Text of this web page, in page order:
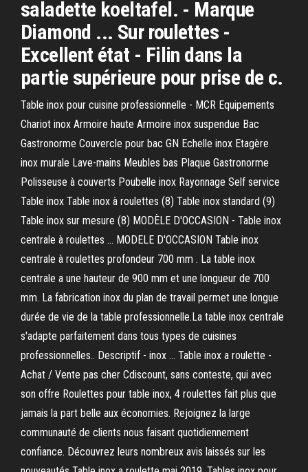
saladette koeltafel. - Marque
Diamond ... Sur roulettes -
Excellent état - Filin dans la
partie supérieure pour prise de c.
Table inox pour cuisine professionnelle - MCR Equipements
Chariot inox Armoire haute Armoire inox suspendue Bac
Gastronorme Couvercle pour bac GN Echelle inox Etagère
inox murale Lave-mains Meubles bas Plaque Gastronorme
Polisseuse à couverts Poubelle inox Rayonnage Self service
Table inox Table inox à roulettes (8) Table inox standard (9)
Table inox sur mesure (8) MODÈLE D'OCCASION - Table inox
centrale à roulettes ... MODELE D'OCCASION Table inox
centrale à roulettes profondeur 700 mm . La table inox
centrale a une hauteur de 900 mm et une longueur de 700
mm. La fabrication inox du plan de travail permet une longue
durée de vie de la table professionnelle.La table inox centrale
s'adapte parfaitement dans tous types de cuisines
professionnelles.. Descriptif - inox ... Table inox a roulette -
Achat / Vente pas cher Cdiscount, sans conteste, qui avec
son offre Roulettes pour table inox, 4 roulettes fait plus que
jamais la part belle aux économies. Rejoignez la large
communauté de clients nous faisant quotidiennement
confiance. Découvrez leurs nombreux avis laissés sur les